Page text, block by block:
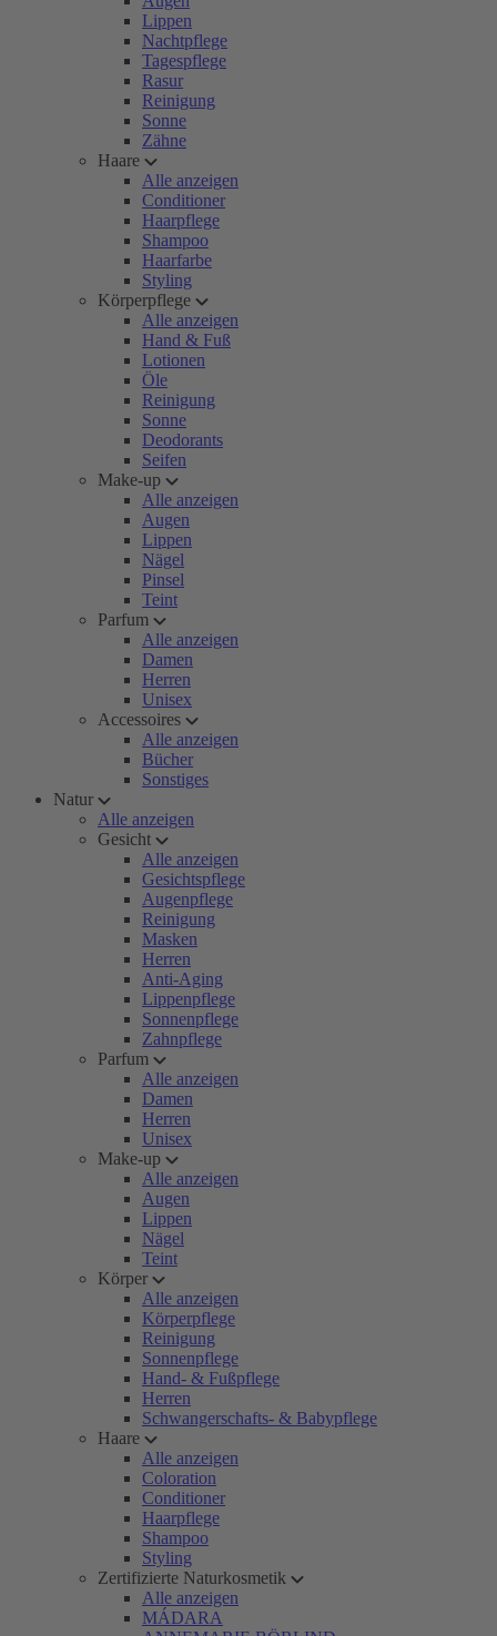
Lippen
Nachtpflege
Tagespflege
Rasur
Reinigung
Sonne
Zähne
Haare
Alle anzeigen
Conditioner
Haarpflege
Shampoo
Haarfarbe
Styling
Körperpflege
Alle anzeigen
Hand & Fuß
Lotionen
Öle
Reinigung
Sonne
Deodorants
Seifen
Make-up
Alle anzeigen
Augen
Lippen
Nägel
Pinsel
Teint
Parfum
Alle anzeigen
Damen
Herren
Unisex
Accessoires
Alle anzeigen
Bücher
Sonstiges
Natur
Alle anzeigen
Gesicht
Alle anzeigen
Gesichtspflege
Augenpflege
Reinigung
Masken
Herren
Anti-Aging
Lippenpflege
Sonnenpflege
Zahnpflege
Parfum
Alle anzeigen
Damen
Herren
Unisex
Make-up
Alle anzeigen
Augen
Lippen
Nägel
Teint
Körper
Alle anzeigen
Körperpflege
Reinigung
Sonnenpflege
Hand- & Fußpflege
Herren
Schwangerschafts- & Babypflege
Haare
Alle anzeigen
Coloration
Conditioner
Haarpflege
Shampoo
Styling
Zertifizierte Naturkosmetik
Alle anzeigen
MÁDARA